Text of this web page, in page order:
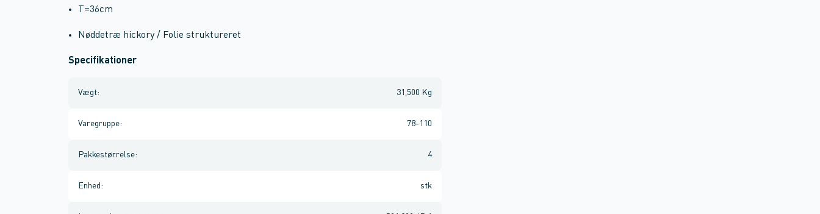
T=36cm
Nøddetræ hickory / Folie struktureret
Specifikationer
Vægt: 31,500 Kg
Varegruppe: 78-110
Pakkestørrelse: 4
Enhed : stk